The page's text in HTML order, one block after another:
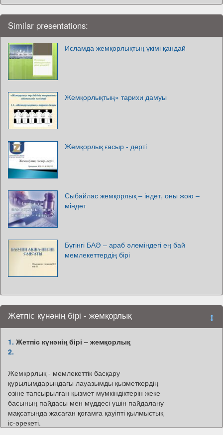
Similar presentations:
Исламда жемқорлықтың үкімі қандай
Жемқорлықтың» тарихи дамуы
Жемқорлық ғасыр - дерті
Сыбайлас жемқорлық – індет, оны жою –
міндет
Бүгінгі БАӘ – араб әлеміндегі ең бай
мемлекеттердің бірі
Жетпіс күнәнің бірі - жемқорлық
1. Жетпіс күнәнің бірі – жемқорлық
2.
Жемқорлық - мемлекеттік басқару
құрылымдарындағы лауазымды қызметкердің
өзіне тапсырылған қызмет мүмкіндіктерін жеке
басының пайдасы мен мүддесі үшін пайдалану
мақсатында жасаған қоғамға қауіпті қылмыстық
іс-әрекеті.